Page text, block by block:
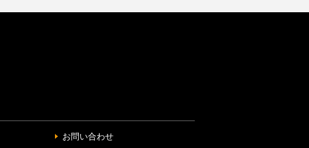
お問い合わせ